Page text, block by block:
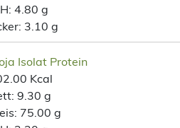
4.80 g
3.10 g
Isolat Protein
Kcal
9.30 g
75.00 g